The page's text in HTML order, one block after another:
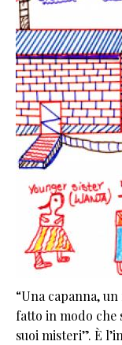
“Una capanna,
fatto in modo che
suoi misteri”. È